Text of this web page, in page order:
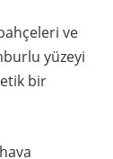
ve
yüzeyi
bir